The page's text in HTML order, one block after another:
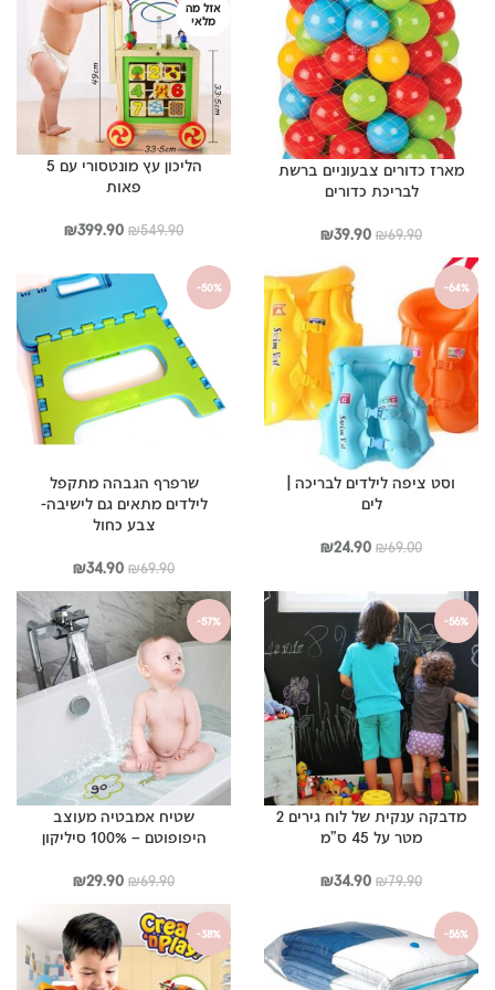
מארז כדורים צבעוניים ברשת
לבריכת כדורים
₪69.90
המחיר
היה:
₪69.90.
₪39.90
המחיר
הוא:
₪39.90.
אזל מה
מלאי
הליכון עץ מונטסורי עם 5
פאות
₪549.90
המחיר
היה:
₪549.90.
₪399.90
המחיר
₪399.90.
-64%
וסט ציפה לילדים לבריכה |
לים
₪69.00
המחיר
₪69.00.
₪24.90
המחיר
₪24.90.
-50%
שרפרף הגבהה מתקפל
לילדים מתאים גם לישיבה-
צבע כחול
₪69.90
המחיר
המקורי
היה:
₪69.90.
₪34.90
המחיר
הנוכחי
הוא:
₪34.90.
-56%
מדבקה ענקית של לוח גירים 2
מטר על 45 ס”מ
₪79.90
המחיר
היה:
₪79.90.
₪34.90
המחיר
₪34.90.
-57%
שטיח אמבטיה מעוצב
היפופוטם – 100% סיליקון
₪69.90
המחיר
היה:
₪69.90.
₪29.90
המחיר
הוא:
₪29.90.
-56%
-38%